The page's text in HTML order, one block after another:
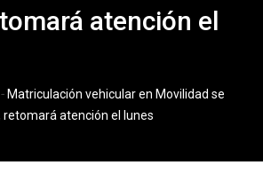
atención el
- Matriculación vehicular en Movilidad se
atención el lunes